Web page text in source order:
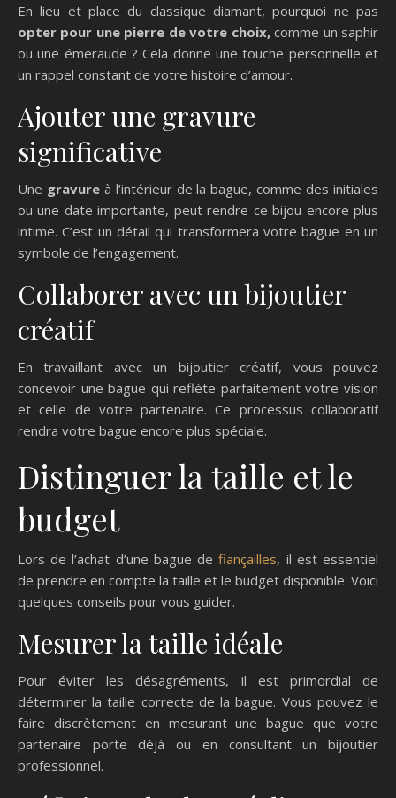
En lieu et place du classique diamant, pourquoi ne pas
opter pour une pierre de votre choix,comme un saphir
ou une émeraude ? Cela donne une touche personnelle et
un rappel constant de votre histoire d’amour.
Ajouter une gravure
significative
Une gravureà l’intérieur de la bague, comme des initiales
ou une date importante, peut rendre ce bijou encore plus
intime. C’est un détail qui transformera votre bague en un
symbole de l’engagement.
Collaborer avec un bijoutier
créatif
En travaillant avec un bijoutier créatif, vous pouvez
concevoir une bague qui reflète parfaitement votre vision
et celle de votre partenaire. Ce processus collaboratif
rendra votre bague encore plus spéciale.
Distinguer la taille et le
budget
Lors de l’achat d’une bague defiançailles, il est essentiel
de prendre en compte la taille et le budget disponible. Voici
quelques conseils pour vous guider.
Mesurer la taille idéale
Pour éviter les désagréments, il est primordial de
déterminer la taille correcte de la bague. Vous pouvez le
faire discrètement en mesurant une bague que votre
partenaire porte déjà ou en consultant un bijoutier
professionnel.